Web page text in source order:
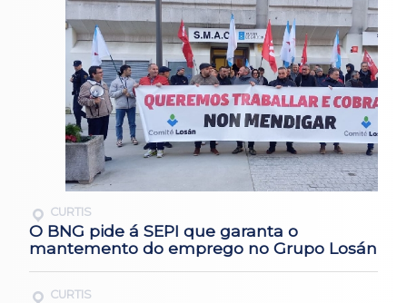
CURTIS
O BNG pide á SEPI que garanta o
mantemento do emprego no Grupo Losán
CURTIS